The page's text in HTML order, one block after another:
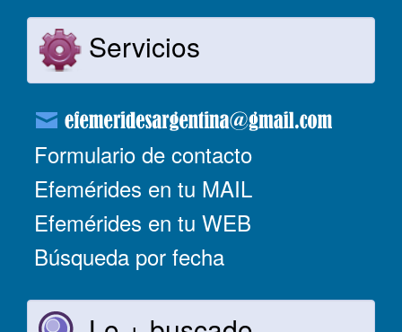
Servicios
Formulario de contacto
Efemérides en tu MAIL
Efemérides en tu WEB
Búsqueda por fecha